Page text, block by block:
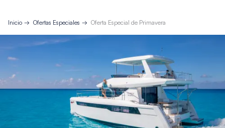
Inicio Ofertas Especiales Oferta Especial de Primavera